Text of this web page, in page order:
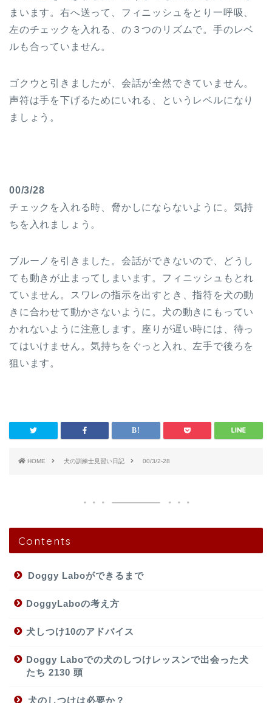
まいます。右へ送って、フィニッシュをとり一呼吸、
左のチェックを入れる、の３つのリズムで。手のレベ
ルも合っていません。
ゴクウと引きましたが、会話が全然できていません。
声符は手を下げるためにいれる、というレベルになり
ましょう。
00/3/28
チェックを入れる時、脅かしにならないように。気持
ちを入れましょう。
ブルーノを引きました。会話ができないので、どうし
ても動きが止まってしまいます。フィニッシュもとれ
ていません。スワレの指示を出すとき、指符を犬の動
きに合わせて動かさないように。犬の動きにもってい
かれないように注意します。座りが遅い時には、待っ
てはいけません。気持ちをぐっと入れ、左手で後ろを
狙います。
HOME 犬の訓練士見習い日記 00/3/2-28
Contents
Doggy Laboができるまで
DoggyLaboの考え方
犬しつけ10のアドバイス
Doggy Laboでの犬のしつけレッスンで出会った犬
たち 2130 頭
犬のしつけは必要か？